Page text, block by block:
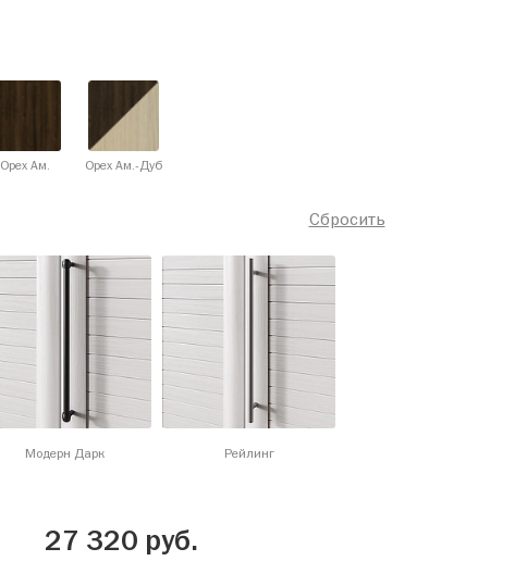
Орех Ам. Орех Ам.-Дуб
Сбросить
Модерн Дарк Рейлинг
27 320 руб.